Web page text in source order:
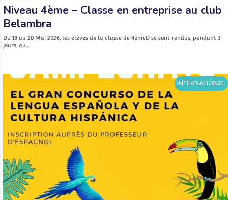
Niveau 4ème – Classe en entreprise au club
Belambra
Du 18 au 20 Mai 2026, les élèves de la classe de 4èmeD se sont rendus, pendant 3
jours, au…
INTERNATIONAL